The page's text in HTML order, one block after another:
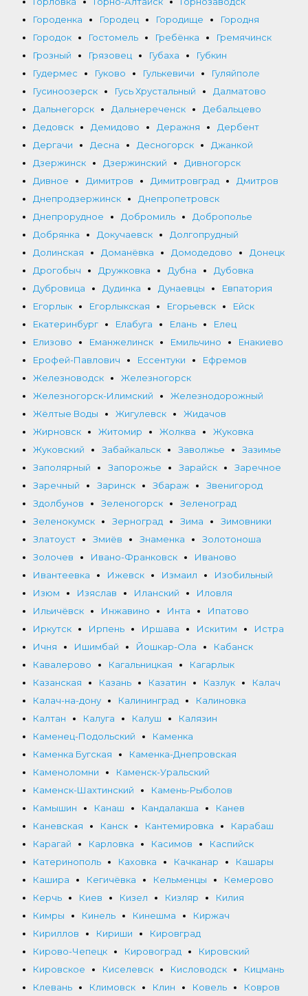
Городенка
Городец Городище
Городня
Городок
Гостомель Гребёнка
Гремячинск
Грозный
Грязовец Губаха
Губкин
Гудермес
Гуково Гулькевичи
Гуляйполе
Гусиноозерск
Гусь Хрустальный
Далматово
Дальнегорск
Дальнереченск
Дебальцево
Дедовск
Демидово Деражня
Дербент
Дергачи
Десна Десногорск
Джанкой
Дзержинск
Дзержинский
Дивногорск
Дивное
Димитров Димитровград
Дмитров
Днепродзержинск
Днепропетровск
Днепрорудное
Добромиль
Доброполье
Добрянка
Докучаевск
Долгопрудный
Долинская
Доманёвка Домодедово
Донецк
Дрогобыч
Дружковка Дубна
Дубовка
Дубровица
Дудинка Дунаевцы
Евпатория
Егорлык
Егорлыкская Егорьевск
Ейск
Екатеринбург
Елабуга Елань
Елец
Елизово
Еманжелинск Емильчино
Енакиево
Ерофей-Павлович
Ессентуки
Ефремов
Железноводск
Железногорск
Железногорск-Илимский
Железнодорожный
Жёлтые Воды
Жигулевск
Жидачов
Жирновск
Житомир Жолква
Жуковка
Жуковский
Забайкальск Заволжье
Зазимье
Заполярный
Запорожье Зарайск
Заречное
Заречный
Заринск Збараж
Звенигород
Здолбунов
Зеленогорск
Зеленоград
Зеленокумск
Зерноград Зима
Зимовники
Златоуст
Змиёв Знаменка
Золотоноша
Золочев
Ивано-Франковск
Иваново
Ивантеевка
Ижевск Измаил
Изобильный
Изюм
Изяслав Иланский
Иловля
Ильичёвск
Инжавино Инта
Ипатово
Иркутск
Ирпень Иршава Искитим
Истра
Ичня
Ишимбай Йошкар-Ола
Кабанск
Кавалерово
Кагальницкая
Кагарлык
Казанская
Казань Казатин Казлук
Калач
Калач-на-дону
Калининград
Калиновка
Калтан
Калуга Калуш
Калязин
Каменец-Подольский
Каменка
Каменка Бугская
Каменка-Днепровская
Каменоломни
Каменск-Уральский
Каменск-Шахтинский
Камень-Рыболов
Камышин
Канаш Кандалакша
Канев
Каневская
Канск Кантемировка
Карабаш
Карагай
Карловка Касимов
Каспийск
Катеринополь
Каховка Качканар
Кашары
Кашира
Кегичёвка Кельменцы
Кемерово
Керчь
Киев Кизел Кизляр
Килия
Кимры
Кинель Кинешма
Киржач
Кириллов
Кириши
Кировград
Кирово-Чепецк
Кировоград
Кировский
Кировское
Киселевск Кисловодск
Кицмань
Клевань
Климовск Клин Ковель
Ковров